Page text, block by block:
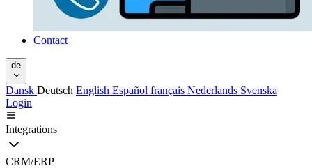
Contact
de
Dansk Deutsch English Español français Nederlands Svenska
Login
Integrations
CRM/ERP